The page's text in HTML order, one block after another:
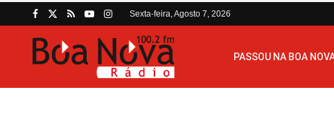
Sexta-feira, Agosto 7, 2026
PASSOU NA BOA